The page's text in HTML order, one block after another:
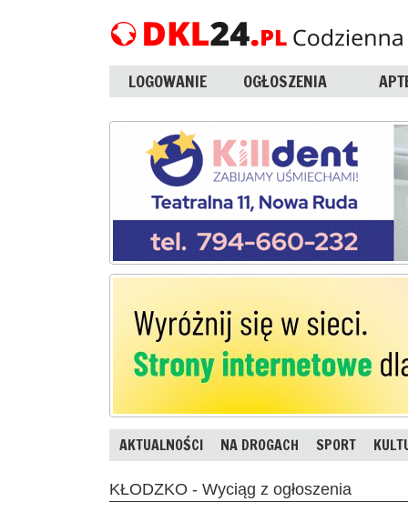
LOGOWANIE OGŁOSZENIA
AKTUALNOŚCI NA DROGACH SPORT
KŁODZKO - Wyciąg z ogłoszenia